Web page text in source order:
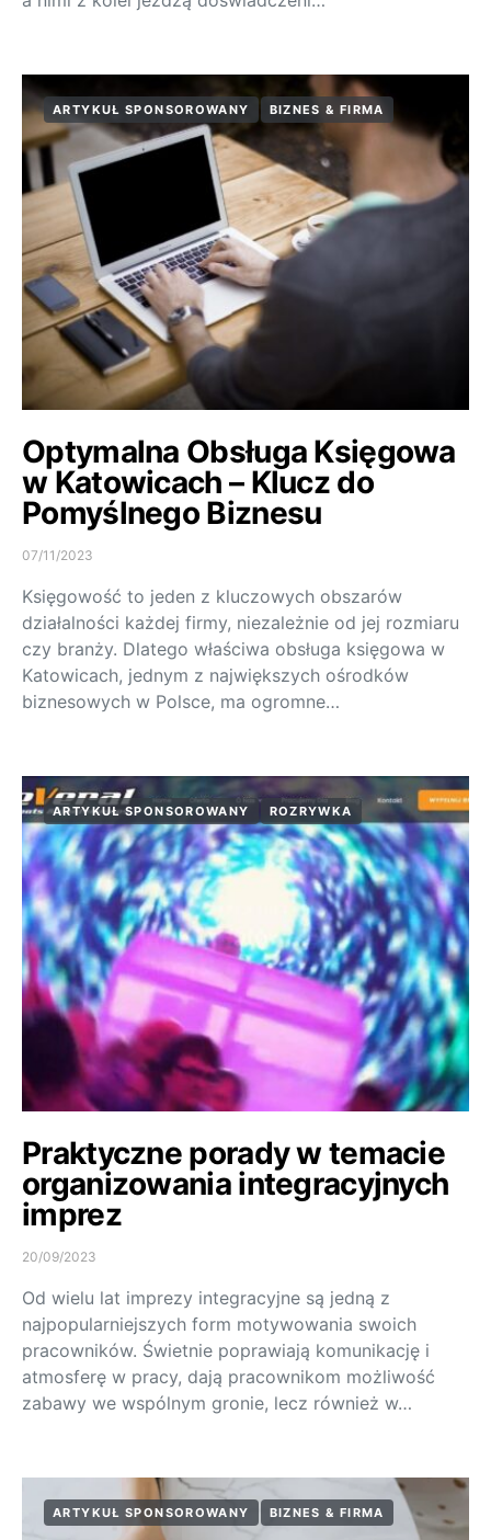
ARTYKUŁ SPONSOROWANY BIZNES & FIRMA
Optymalna Obsługa Księgowa
w Katowicach – Klucz do
Pomyślnego Biznesu
07/11/2023
Księgowość to jeden z kluczowych obszarów
działalności każdej firmy, niezależnie od jej rozmiaru
czy branży. Dlatego właściwa obsługa księgowa w
Katowicach, jednym z największych ośrodków
biznesowych w Polsce, ma ogromne…
ARTYKUŁ SPONSOROWANY ROZRYWKA
Praktyczne porady w temacie
organizowania integracyjnych
imprez
20/09/2023
Od wielu lat imprezy integracyjne są jedną z
najpopularniejszych form motywowania swoich
pracowników. Świetnie poprawiają komunikację i
atmosferę w pracy, dają pracownikom możliwość
zabawy we wspólnym gronie, lecz również w…
ARTYKUŁ SPONSOROWANY BIZNES & FIRMA